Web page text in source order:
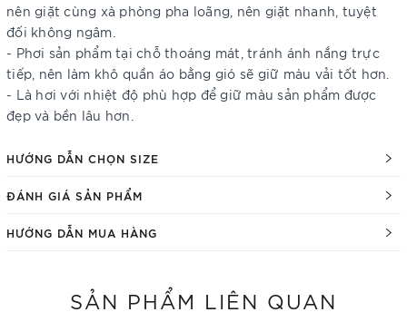
nên giặt cùng xà phòng pha loãng, nên giặt nhanh, tuyệt
đối không ngâm.
- Phơi sản phẩm tại chỗ thoáng mát, tránh ánh nắng trực
tiếp, nên làm khô quần áo bằng gió sẽ giữ màu vải tốt hơn.
- Là hơi với nhiệt độ phù hợp để giữ màu sản phẩm được
đẹp và bền lâu hơn.
HƯỚNG DẪN CHỌN SIZE
ĐÁNH GIÁ SẢN PHẨM
HƯỚNG DẪN MUA HÀNG
SẢN PHẨM LIÊN QUAN